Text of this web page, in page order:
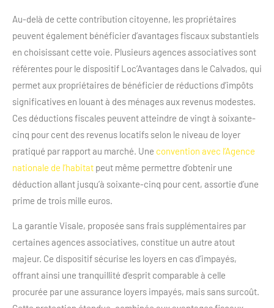
Au-delà de cette contribution citoyenne, les propriétaires
peuvent également bénéficier d’avantages fiscaux substantiels
en choisissant cette voie. Plusieurs agences associatives sont
référentes pour le dispositif Loc’Avantages dans le Calvados, qui
permet aux propriétaires de bénéficier de réductions d’impôts
significatives en louant à des ménages aux revenus modestes.
Ces déductions fiscales peuvent atteindre de vingt à soixante-
cinq pour cent des revenus locatifs selon le niveau de loyer
pratiqué par rapport au marché. Une convention avec l’Agence
nationale de l’habitat peut même permettre d’obtenir une
déduction allant jusqu’à soixante-cinq pour cent, assortie d’une
prime de trois mille euros.
La garantie Visale, proposée sans frais supplémentaires par
certaines agences associatives, constitue un autre atout
majeur. Ce dispositif sécurise les loyers en cas d’impayés,
offrant ainsi une tranquillité d’esprit comparable à celle
procurée par une assurance loyers impayés, mais sans surcoût.